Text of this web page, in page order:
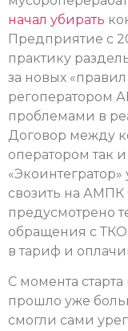
начал убирать
Предприятие с
практику
за новых
регоператором
проблемами в
Договор между
оператором так
свозить на АМПК
предусмотрено
обращения с
в тариф и
С момента
прошло уже
смогли сами